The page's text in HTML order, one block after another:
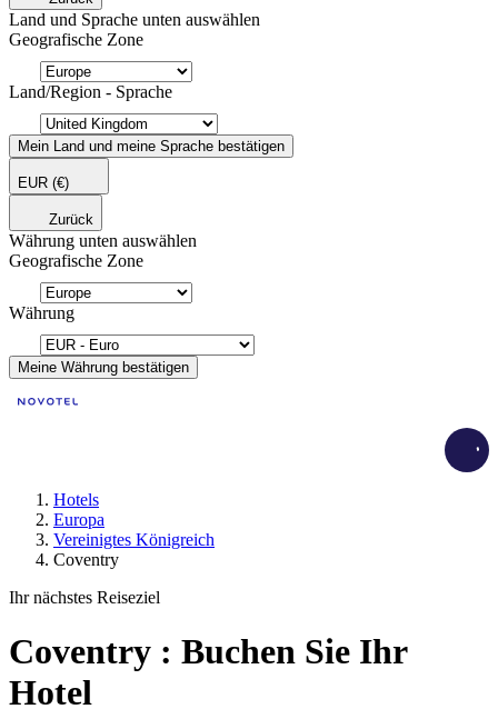
Land und Sprache unten auswählen
Geografische Zone
Land/Region - Sprache
Mein Land und meine Sprache bestätigen
EUR (€)
Zurück
Währung unten auswählen
Geografische Zone
Währung
Meine Währung bestätigen
Hotels
Europa
Vereinigtes Königreich
Coventry
Ihr nächstes Reiseziel
Coventry : Buchen Sie Ihr
Hotel